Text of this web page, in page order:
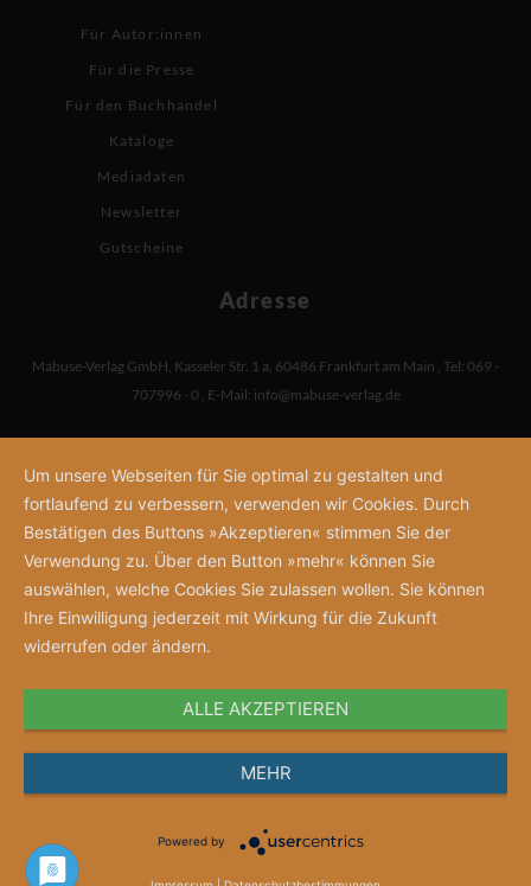
Für Autor:innen
Für die Presse
Für den Buchhandel
Kataloge
Mediadaten
Newsletter
Gutscheine
Adresse
Mabuse-Verlag GmbH Kasseler Str. 1 a 60486 Frankfurt am Main Tel: 069 -
707996 - 0 E-Mail: info@mabuse-verlag.de
Um unsere Webseiten für Sie optimal zu gestalten und
fortlaufend zu verbessern, verwenden wir Cookies. Durch
Bestätigen des Buttons »Akzeptieren« stimmen Sie der
Verwendung zu. Über den Button »mehr« können Sie
auswählen, welche Cookies Sie zulassen wollen. Sie können
Ihre Einwilligung jederzeit mit Wirkung für die Zukunft
widerrufen oder ändern.
ALLE AKZEPTIEREN
MEHR
Powered by